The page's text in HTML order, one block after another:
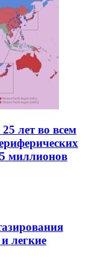
лет во всем
миллионов
легкие